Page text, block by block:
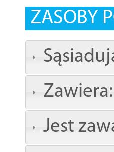
ZASOBY
Zawiera:
Jest